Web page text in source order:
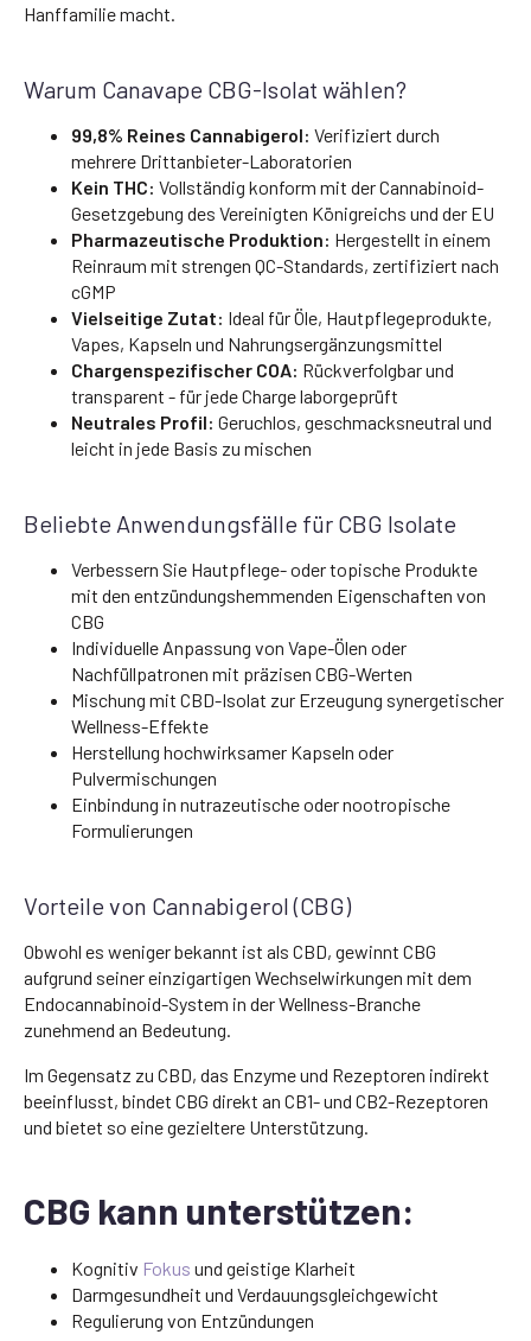
Hanffamilie macht.
Warum Canavape CBG-Isolat wählen?
99,8% Reines Cannabigerol: Verifiziert durch
mehrere Drittanbieter-Laboratorien
Kein THC: Vollständig konform mit der Cannabinoid-
Gesetzgebung des Vereinigten Königreichs und der EU
Pharmazeutische Produktion: Hergestellt in einem
Reinraum mit strengen QC-Standards, zertifiziert nach
cGMP
Vielseitige Zutat: Ideal für Öle, Hautpflegeprodukte,
Vapes, Kapseln und Nahrungsergänzungsmittel
Chargenspezifischer COA: Rückverfolgbar und
transparent - für jede Charge laborgeprüft
Neutrales Profil: Geruchlos, geschmacksneutral und
leicht in jede Basis zu mischen
Beliebte Anwendungsfälle für CBG Isolate
Verbessern Sie Hautpflege- oder topische Produkte
mit den entzündungshemmenden Eigenschaften von
CBG
Individuelle Anpassung von Vape-Ölen oder
Nachfüllpatronen mit präzisen CBG-Werten
Mischung mit CBD-Isolat zur Erzeugung synergetischer
Wellness-Effekte
Herstellung hochwirksamer Kapseln oder
Pulvermischungen
Einbindung in nutrazeutische oder nootropische
Formulierungen
Vorteile von Cannabigerol (CBG)
Obwohl es weniger bekannt ist als CBD, gewinnt CBG
aufgrund seiner einzigartigen Wechselwirkungen mit dem
Endocannabinoid-System in der Wellness-Branche
zunehmend an Bedeutung.
Im Gegensatz zu CBD, das Enzyme und Rezeptoren indirekt
beeinflusst, bindet CBG direkt an CB1- und CB2-Rezeptoren
und bietet so eine gezieltere Unterstützung.
CBG kann unterstützen:
Kognitiv Fokus und geistige Klarheit
Darmgesundheit und Verdauungsgleichgewicht
Regulierung von Entzündungen